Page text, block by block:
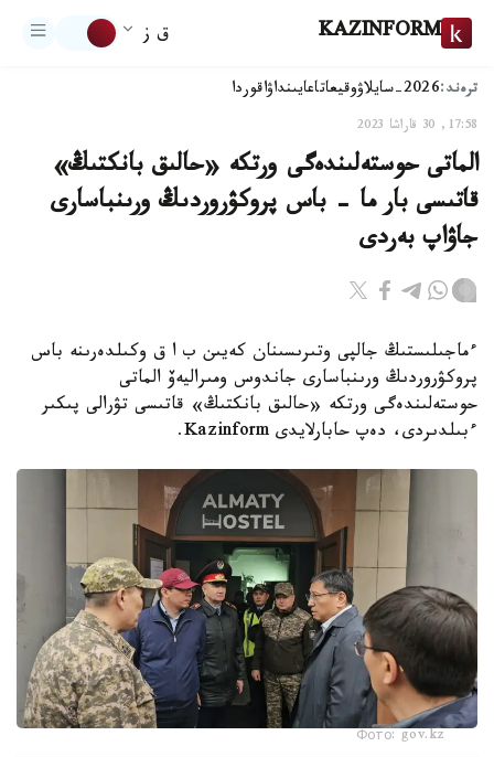
KAZINFORM ق ز
ترەند:2026-سايلاۋ وقيعاتاعايىنداۋاقوردا
17:58, 30 قاراشا 2023
الماتى حوستەلىندەگى ورتكە «حالىق بانكتىڭ»
قاتىسى بار ما - باس پروكۋروردىڭ ورىنباسارى
جاۋاپ بەردى
ءماجىلىستىڭ جالپى وتىرىسىنان كەيىن ب ا ق وكىلدەرىنە باس
پروكۋروردىڭ ورىنباسارى جاندوس ومىراليەۆ الماتى
حوستەلىندەگى ورتكە «حالىق بانكتىڭ» قاتىسى تۋرالى پىكىر
ءبىلدىردى، دەپ حابارلايدى Kazinform.
Фото: gov.kz